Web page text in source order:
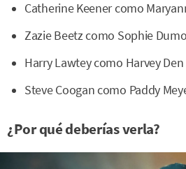
Catherine Keener como
Zazie Beetz como Sophie
Harry Lawtey como Harvey Den
Steve Coogan como Paddy
¿Por qué deberías verla?